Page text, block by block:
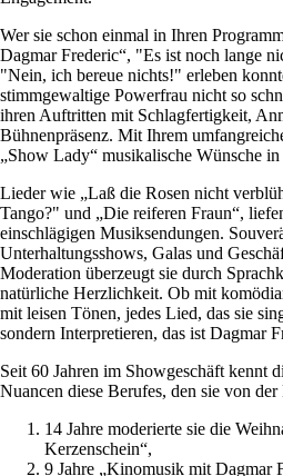
Wer sie schon einmal in Ihren
Dagmar Frederic“, "Es ist noch lange
"Nein, ich bereue nichts!" erleben
stimmgewaltige Powerfrau nicht so
ihren Auftritten mit Schlagfertigkeit,
Bühnenpräsenz. Mit Ihrem
„Show Lady“ musikalische Wünsche
Lieder wie „Laß die Rosen nicht
Tango?" und „Die reiferen Fraun“,
einschlägigen Musiksendungen.
Unterhaltungsshows, Galas und
Moderation überzeugt sie durch
natürliche Herzlichkeit. Ob mit
mit leisen Tönen, jedes Lied, das sie
sondern Interpretieren, das ist Dagmar
Seit 60 Jahren im Showgeschäft kennt
Nuancen diese Berufes, den sie von
14 Jahre moderierte sie die
Kerzenschein“,
9 Jahre „Kinomusik mit Dagmar